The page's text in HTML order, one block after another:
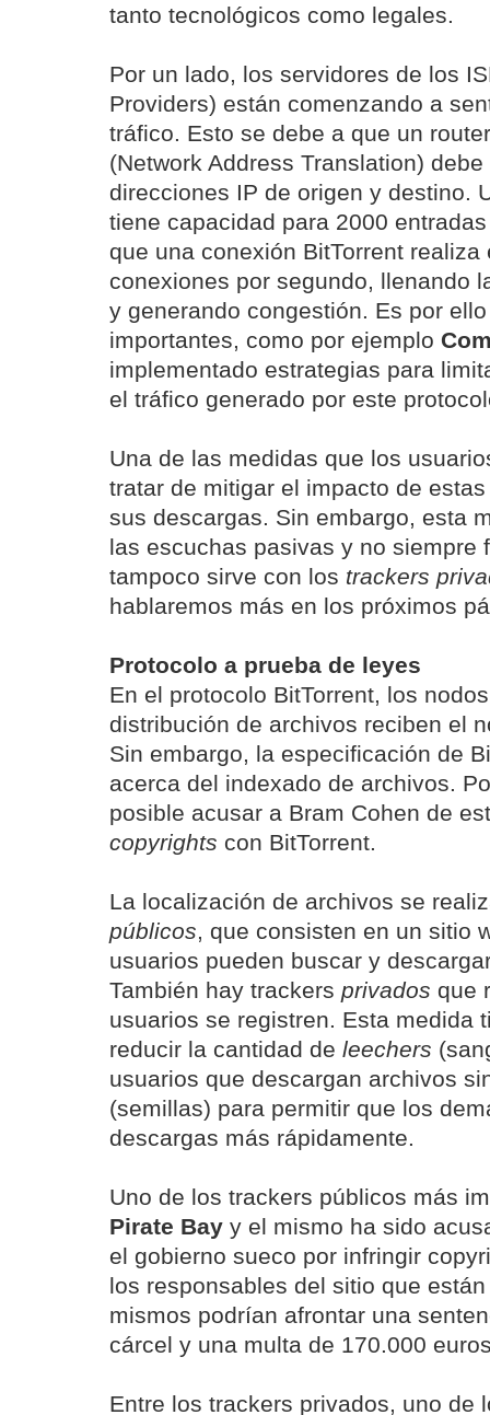
tanto tecnológicos como legales.
Por un lado, los servidores de los
Providers) están comenzando a
tráfico. Esto se debe a que un
(Network Address Translation)
direcciones IP de origen y destino.
tiene capacidad para 2000
que una conexión BitTorrent realiza
conexiones por segundo, llenando
y generando congestión. Es por
importantes, como por ejemplo
implementado estrategias para
el tráfico generado por este
Una de las medidas que los
tratar de mitigar el impacto de
sus descargas. Sin embargo, esta
las escuchas pasivas y no siempre
tampoco sirve con los trackers
hablaremos más en los próximos
Protocolo a prueba de leyes
En el protocolo BitTorrent, los
distribución de archivos reciben el
Sin embargo, la especificación de
acerca del indexado de archivos.
posible acusar a Bram Cohen de
copyrights con BitTorrent.
La localización de archivos se
públicos, que consisten en un sitio
usuarios pueden buscar y
También hay trackers privados que
usuarios se registren. Esta medida
reducir la cantidad de leechers
usuarios que descargan archivos
(semillas) para permitir que los
descargas más rápidamente.
Uno de los trackers públicos más
Pirate Bay y el mismo ha sido
el gobierno sueco por infringir
los responsables del sitio que
mismos podrían afrontar una
cárcel y una multa de 170.000
Entre los trackers privados, uno de